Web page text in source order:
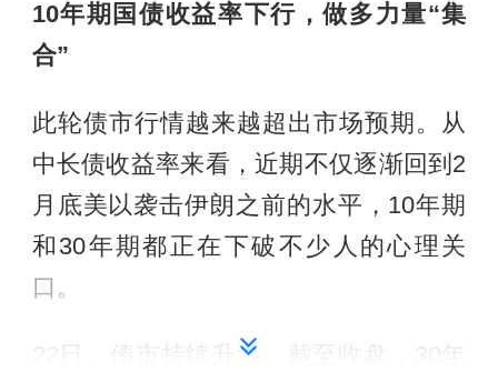
10年期国债收益率下行，做多力量“集
合”
此轮债市行情越来越超出市场预期。从
中长债收益率来看，近期不仅逐渐回到2
月底美以袭击伊朗之前的水平，10年期
和30年期都正在下破不少人的心理关
口。
22日，债市持续升温。截至收盘，30年